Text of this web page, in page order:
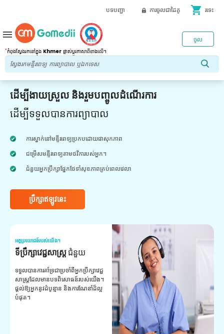
បទបញ្ជា ការចូលជាដៃគូ shopping_cart រទេះ
*កំពុងស្វែងរកនៅក្នុង Khmer ផ្លាស់ប្តូរភាសាពីខាងលើ។
ចូល
menu
ដើម្បីងាយស្រួល និងរួមបញ្ចូលដំណើរការ
ដើម្បីទទួលបានការព្យាបាល
ការស្នាក់នៅមន្ទីរពេទ្យប្រកបដោយផាសុកភាព
ជម្រើសមន្ទីរពេទ្យតាមថវិការបស់អ្នក។
ជំនួយអ្នកប្រឹក្សាផ្នែកថែទាំសុខភាពគ្រប់ពេលវេលា
ប្រឹក្សាឥឡូវនេះ
អត្ថប្រយោជន៍របស់យើង។
ទីប្រឹក្សាវេជ្ជសាស្ត្រជំនួយ
ទទួលបានការគាំទ្រជាប្រចាំពីអ្នកប្រឹក្សាវេជ្ជ
សាស្ត្រដែលមានបទពិសោធន៍របស់យើង។
ផ្តល់ឱ្យអ្នកនូវដំបូន្មាន និងការណែនាំដ៏ល្អ
បំផុត។